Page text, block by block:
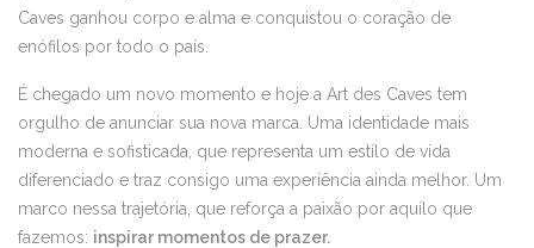
Caves ganhou corpo e alma e conquistou o coração de
enófilos por todo o país.
É chegado um novo momento e hoje a Art des Caves tem
orgulho de anunciar sua nova marca. Uma identidade mais
moderna e sofisticada, que representa um estilo de vida
diferenciado e traz consigo uma experiência ainda melhor. Um
marco nessa trajetória, que reforça a paixão por aquilo que
fazemos: inspirar momentos de prazer.